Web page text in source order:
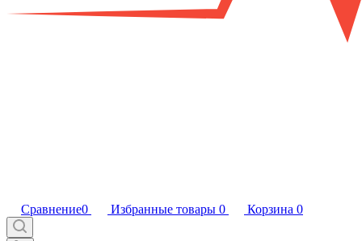
Сравнение0 Избранные товары 0 Корзина 0